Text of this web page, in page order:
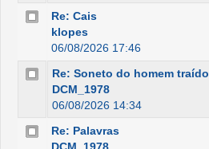
Re: Cais
klopes
06/08/2026 17:46
Re: Soneto do homem traído
DCM_1978
06/08/2026 14:34
Re: Palavras